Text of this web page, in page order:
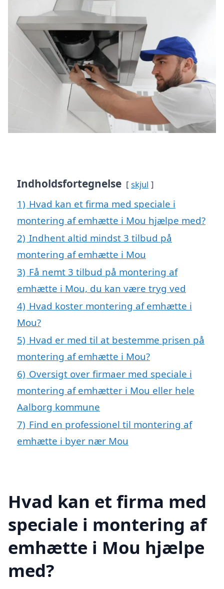
Indholdsfortegnelse skjul
1) Hvad kan et firma med speciale i
montering af emhætte i Mou hjælpe med?
2) Indhent altid mindst 3 tilbud på
montering af emhætte i Mou
3) Få nemt 3 tilbud på montering af
emhætte i Mou, du kan være tryg ved
4) Hvad koster montering af emhætte i
Mou?
5) Hvad er med til at bestemme prisen på
montering af emhætte i Mou?
6) Oversigt over firmaer med speciale i
montering af emhætter i Mou eller hele
Aalborg kommune
7) Find en professionel til montering af
emhætte i byer nær Mou
Hvad kan et firma med
speciale i montering af
emhætte i Mou hjælpe
med?